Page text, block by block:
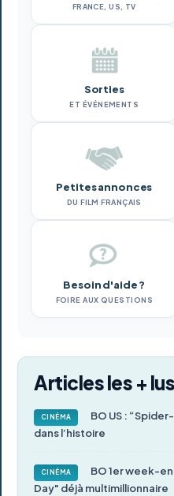
FRANCE, US, TV
Sorties
ET ÉVÉNEMENTS
Petites annonces
DU FILM FRANÇAIS
Besoin d'aide ?
FOIRE AUX QUESTIONS
Articles les + lus
CINÉMA
BO US :
dans l’histoire
CINÉMA
BO 1er week-
Day" déjà multimillionnaire